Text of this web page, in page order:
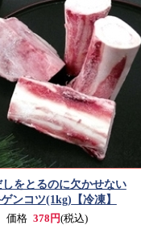
しをとるのに欠かせない
ンコツ(1kg) 【冷凍】
価格 378円(税込)